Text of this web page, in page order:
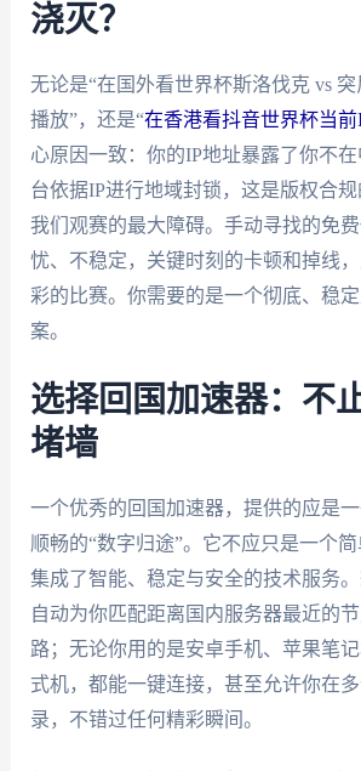
浇灭？
无论是“在国外看世界杯斯洛伐克 vs
播放”，还是“在香港看抖音世界杯当前
心原因一致：你的IP地址暴露了你不
台依据IP进行地域封锁，这是版权合
我们观赛的最大障碍。手动寻找的免
忧、不稳定，关键时刻的卡顿和掉线
彩的比赛。你需要的是一个彻底、稳
案。
选择回国加速器：不
堵墙
一个优秀的回国加速器，提供的应是一
顺畅的“数字归途”。它不应只是一个
集成了智能、稳定与安全的技术服务
自动为你匹配距离国内服务器最近的
路；无论你用的是安卓手机、苹果笔
式机，都能一键连接，甚至允许你在
录，不错过任何精彩瞬间。